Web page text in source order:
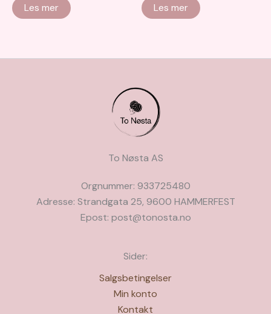
Les mer Les mer
To Nøsta AS
Orgnummer: 933725480
Adresse: Strandgata 25, 9600 HAMMERFEST
Epost: post@tonosta.no
Sider:
Salgsbetingelser
Min konto
Kontakt